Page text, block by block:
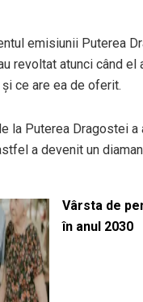
emisiunii Puterea
revoltat atunci când
ce are ea de oferit.
la Puterea Dragostei
a devenit un
Vârsta de
în anul 2030